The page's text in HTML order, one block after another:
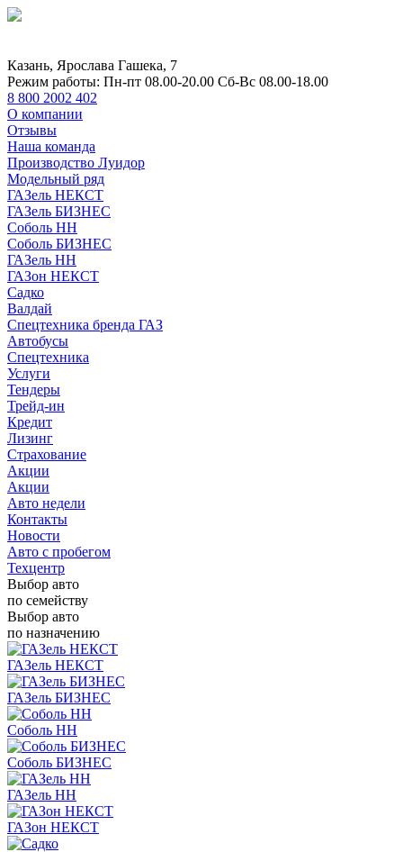
Казань, Ярослава Гашека, 7
Режим работы: Пн-пт 08.00-20.00 Сб-Вс 08.00-18.00
8 800 2002 402
О компании
Отзывы
Наша команда
Производство Луидор
Модельный ряд
ГАЗель НЕКСТ
ГАЗель БИЗНЕС
Соболь НН
Соболь БИЗНЕС
ГАЗель НН
ГАЗон НЕКСТ
Садко
Валдай
Спецтехника бренда ГАЗ
Автобусы
Спецтехника
Услуги
Тендеры
Трейд-ин
Кредит
Лизинг
Страхование
Акции
Акции
Авто недели
Контакты
Новости
Авто с пробегом
Техцентр
Выбор авто
по семейству
Выбор авто
по назначению
ГАЗель НЕКСТ
ГАЗель БИЗНЕС
Соболь НН
Соболь БИЗНЕС
ГАЗель НН
ГАЗон НЕКСТ